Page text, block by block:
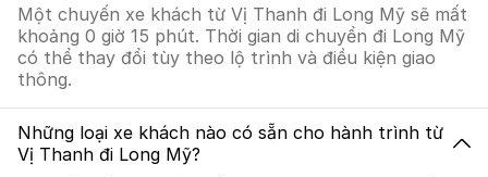
Một chuyến xe khách từ Vị Thanh đi Long Mỹ sẽ mất
khoảng 0 giờ 15 phút. Thời gian di chuyển đi Long Mỹ
có thể thay đổi tùy theo lộ trình và điều kiện giao
thông.
Những loại xe khách nào có sẵn cho hành trình từ
Vị Thanh đi Long Mỹ?